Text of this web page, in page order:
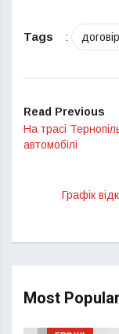
Tags :
Read Previous
На трасі
автомобілі
Графік
Most Popular